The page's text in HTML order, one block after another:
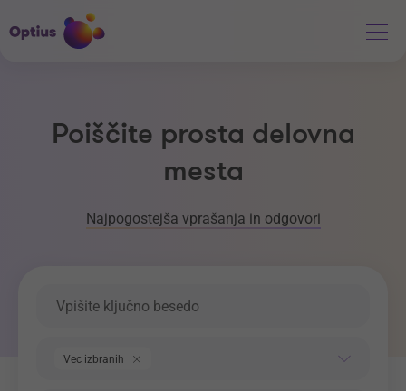
Poiščite prosta delovna
mesta
Najpogostejša vprašanja in odgovori
Vec izbranih